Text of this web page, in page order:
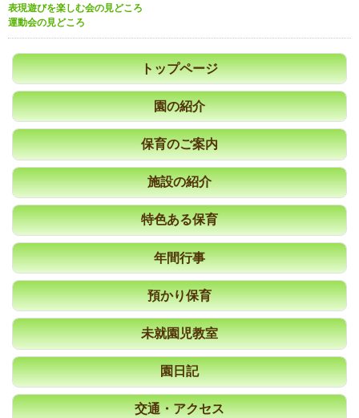
表現遊びを楽しむ会の見どころ
運動会の見どころ
トップページ
園の紹介
保育のご案内
施設の紹介
特色ある保育
年間行事
預かり保育
未就園児教室
園日記
交通・アクセス